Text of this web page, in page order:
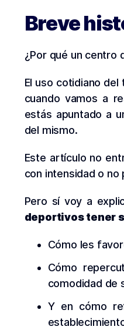
Breve
¿Por qué un centro
El uso cotidiano
cuando vamos a
estás apuntado a
del mismo.
Este artículo no
con intensidad o
Pero sí voy a
deportivos tener
Cómo les
Cómo
comodidad de
Y en cómo